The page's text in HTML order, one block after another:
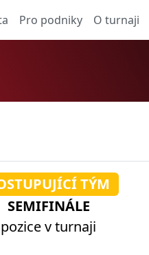
Pro podniky O turnaji
TÝM
SEMIFINÁLE
pozice v turnaji